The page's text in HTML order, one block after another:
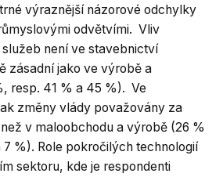
výraznější názorové odchylky
odvětvími. Vliv
není ve stavebnictví
zásadní jako ve výrobě a
resp. 41 % a 45 %). Ve
změny vlády považovány za
v maloobchodu a výrobě (26 %
%). Role pokročilých technologií
sektoru, kde je respondenti